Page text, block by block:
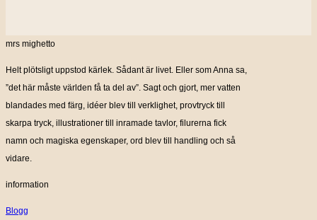
mrs mighetto
Helt plötsligt uppstod kärlek. Sådant är livet. Eller som Anna sa,
”det här måste världen få ta del av”. Sagt och gjort, mer vatten
blandades med färg, idéer blev till verklighet, provtryck till
skarpa tryck, illustrationer till inramade tavlor, filurerna fick
namn och magiska egenskaper, ord blev till handling och så
vidare.
information
Blogg